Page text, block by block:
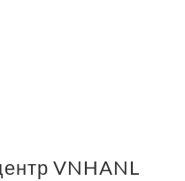
VNHANL